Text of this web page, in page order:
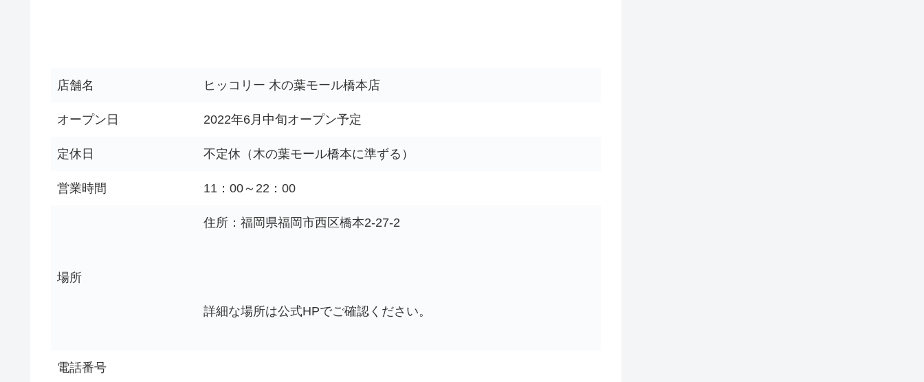
店舗名 ヒッコリー 木の葉モール橋本店
オープン日 2022年6月中旬オープン予定
定休日 不定休（木の葉モール橋本に準ずる）
営業時間 11：00～22：00
場所
住所：福岡県福岡市西区橋本2-27-2
詳細な場所は公式HPでご確認ください。
電話番号